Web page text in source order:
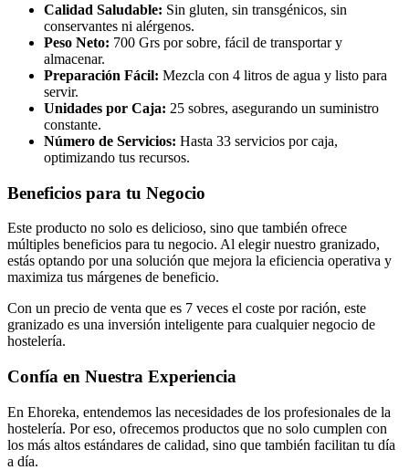
Calidad Saludable: Sin gluten, sin transgénicos, sin
conservantes ni alérgenos.
Peso Neto: 700 Grs por sobre, fácil de transportar y
almacenar.
Preparación Fácil: Mezcla con 4 litros de agua y listo para
servir.
Unidades por Caja: 25 sobres, asegurando un suministro
constante.
Número de Servicios: Hasta 33 servicios por caja,
optimizando tus recursos.
Beneficios para tu Negocio
Este producto no solo es delicioso, sino que también ofrece
múltiples beneficios para tu negocio. Al elegir nuestro granizado,
estás optando por una solución que mejora la eficiencia operativa y
maximiza tus márgenes de beneficio.
Con un precio de venta que es 7 veces el coste por ración, este
granizado es una inversión inteligente para cualquier negocio de
hostelería.
Confía en Nuestra Experiencia
En Ehoreka, entendemos las necesidades de los profesionales de la
hostelería. Por eso, ofrecemos productos que no solo cumplen con
los más altos estándares de calidad, sino que también facilitan tu día
a día.